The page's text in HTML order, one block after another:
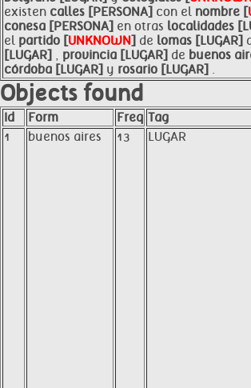
existen calles [PERSONA] con el nombre [
conesa [PERSONA] en otras localidades
el partido [UNKNOWN] de lomas [LUGAR]
[LUGAR] , provincia [LUGAR] de buenos
córdoba [LUGAR] y rosario [LUGAR] .
Objects found
Id Form Freq Tag
1
buenos aires 13 LUGAR